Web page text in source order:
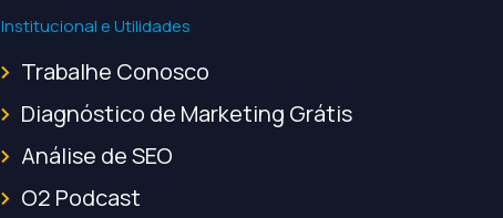
Institucional e Utilidades
Trabalhe Conosco
Diagnóstico de Marketing Grátis
Análise de SEO
O2 Podcast